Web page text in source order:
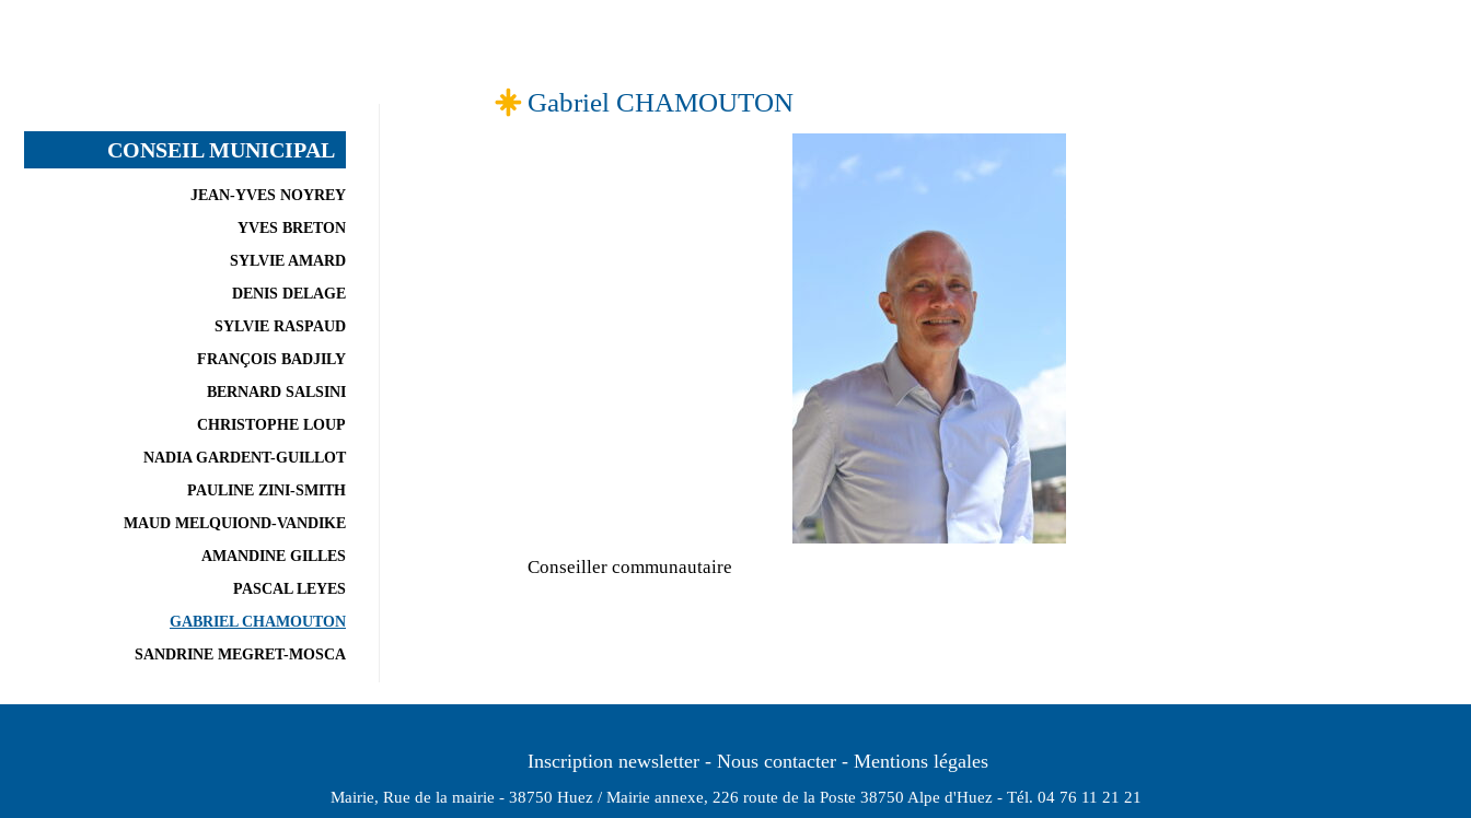
CONSEIL MUNICIPAL
JEAN-YVES NOYREY
YVES BRETON
SYLVIE AMARD
DENIS DELAGE
SYLVIE RASPAUD
FRANÇOIS BADJILY
BERNARD SALSINI
CHRISTOPHE LOUP
NADIA GARDENT-GUILLOT
PAULINE ZINI-SMITH
MAUD MELQUIOND-VANDIKE
AMANDINE GILLES
PASCAL LEYES
GABRIEL CHAMOUTON
SANDRINE MEGRET-MOSCA
Gabriel CHAMOUTON
Conseiller communautaire
Inscription newsletter Nous contacter Mentions légales
Mairie, Rue de la mairie - 38750 Huez / Mairie annexe, 226 route de la Poste 38750 Alpe d'Huez - Tél. 04 76 11 21 21